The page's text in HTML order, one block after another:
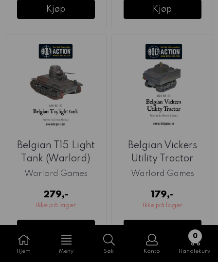
Hjem Meny Søk Konto
0
Handlekurv
Kjøp Kjøp
Belgian T15 Light
Tank (Warlord)
Warlord Games
279,-
Ikke på lager
Belgian Vickers
Utility Tractor
(Warlord)
Warlord Games
179,-
Ikke på lager